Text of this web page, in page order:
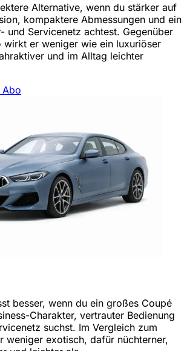
Alternative, wenn du stärker auf
kompaktere Abmessungen und ein
und Servicenetz achtest. Gegenüber
wirkt er weniger wie ein luxuriöser
und im Alltag leichter
Abo
besser, wenn du ein großes Coupé
Charakter, vertrauter Bedienung
suchst. Im Vergleich zum
weniger exotisch, dafür nüchterner,